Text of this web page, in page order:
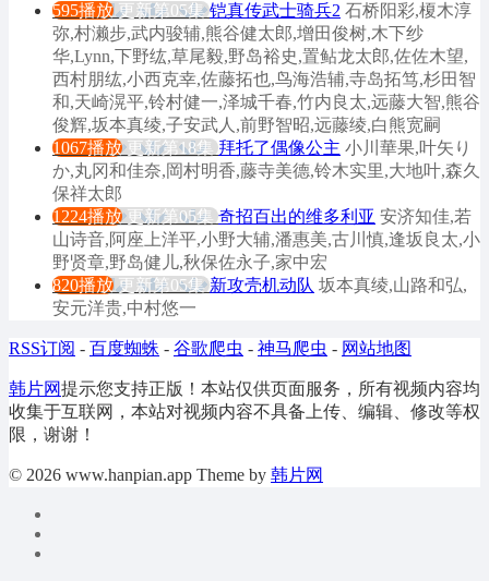
595播放 更新第05集 铠真传武士骑兵2 石桥阳彩,榎木淳
弥,村濑步,武内骏辅,熊谷健太郎,增田俊树,木下纱
华,Lynn,下野纮,草尾毅,野岛裕史,置鲇龙太郎,佐佐木望,
西村朋纮,小西克幸,佐藤拓也,鸟海浩辅,寺岛拓笃,杉田智
和,天崎滉平,铃村健一,泽城千春,竹内良太,远藤大智,熊谷
俊辉,坂本真绫,子安武人,前野智昭,远藤绫,白熊宽嗣
1067播放 更新第18集 拜托了偶像公主 小川華果,叶矢り
か,丸冈和佳奈,岡村明香,藤寺美德,铃木实里,大地叶,森久
保祥太郎
1224播放 更新第05集 奇招百出的维多利亚 安济知佳,若
山诗音,阿座上洋平,小野大辅,潘惠美,古川慎,逢坂良太,小
野贤章,野岛健儿,秋保佐永子,家中宏
820播放 更新第05集 新攻壳机动队 坂本真绫,山路和弘,
安元洋贵,中村悠一
RSS订阅 - 百度蜘蛛 - 谷歌爬虫 - 神马爬虫 - 网站地图
韩片网提示您支持正版！本站仅供页面服务，所有视频内容均
收集于互联网，本站对视频内容不具备上传、编辑、修改等权
限，谢谢！
© 2026 www.hanpian.app Theme by 韩片网